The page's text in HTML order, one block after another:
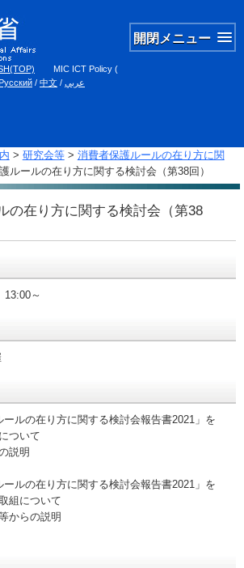
開閉メニュー
MIC ICT Policy (
Русский / 中文 / عربي
> 研究会等> 消費者保護ルールの在り方に関
ルールの在り方に関する検討会（第38回）
の在り方に関する検討会（第38
13:00～
ールの在り方に関する検討会報告書2021」を
ついて
明
ールの在り方に関する検討会報告書2021」を
組について
らの説明